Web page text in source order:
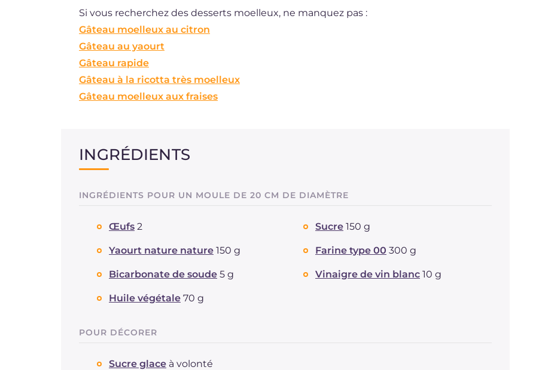
Si vous recherchez des desserts moelleux, ne manquez pas :
Gâteau moelleux au citron
Gâteau au yaourt
Gâteau rapide
Gâteau à la ricotta très moelleux
Gâteau moelleux aux fraises
INGRÉDIENTS
INGRÉDIENTS POUR UN MOULE DE 20 CM DE DIAMÈTRE
Œufs 2 Sucre 150 g
Yaourt nature nature 150 g Farine type 00 300 g
Bicarbonate de soude 5 g Vinaigre de vin blanc 10 g
Huile végétale 70 g
POUR DÉCORER
Sucre glace à volonté